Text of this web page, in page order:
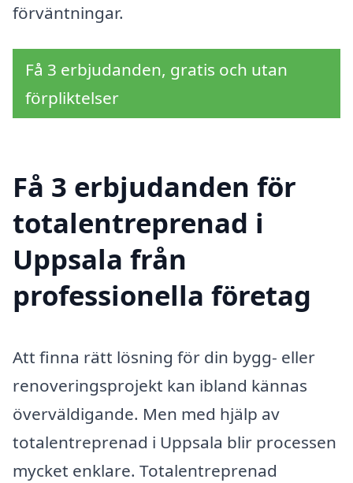
förväntningar.
Få 3 erbjudanden, gratis och utan
förpliktelser
Få 3 erbjudanden för
totalentreprenad i
Uppsala från
professionella företag
Att finna rätt lösning för din bygg- eller
renoveringsprojekt kan ibland kännas
överväldigande. Men med hjälp av
totalentreprenad i Uppsala blir processen
mycket enklare. Totalentreprenad